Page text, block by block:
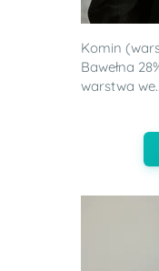
Komin
Bawełna
warstwa